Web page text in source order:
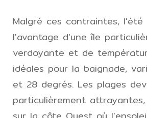
Malgré ces contraintes,
l'avantage d'une île
verdoyante et de
idéales pour la baignade,
et 28 degrés. Les plages
particulièrement